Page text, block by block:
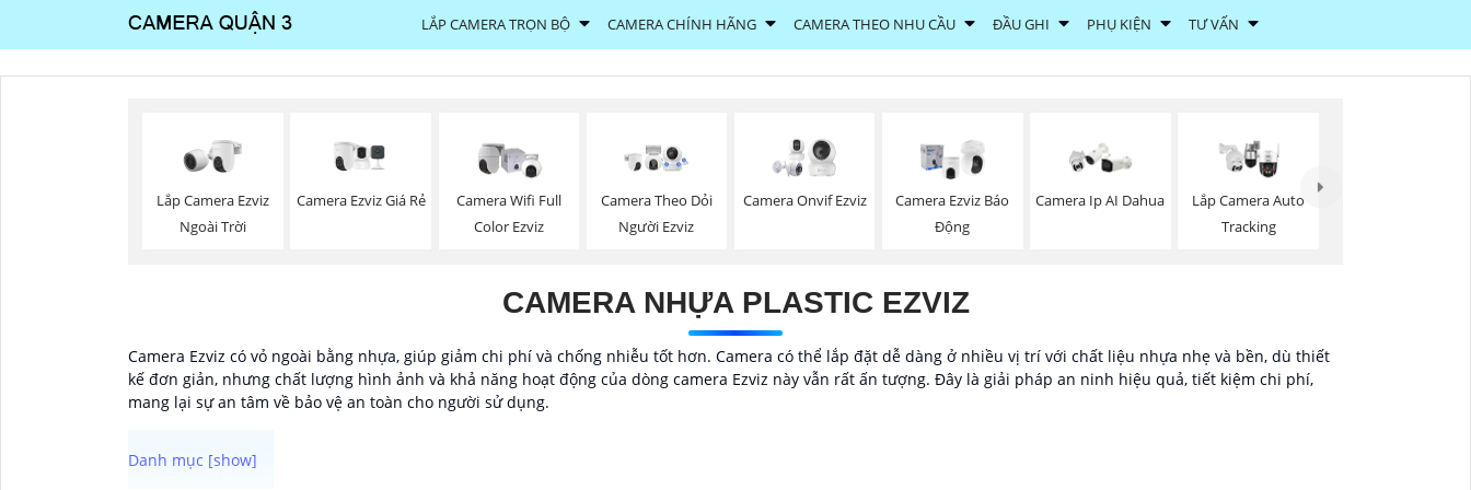
LẮP CAMERA TRỌN BỘ CAMERA CHÍNH HÃNG CAMERA THEO NHU CẦU ĐẦU GHI PHỤ KIỆN TƯ VẤN
Lắp Camera Ezviz
Ngoài Trời
Camera Ezviz Giá Rẻ
Camera Wifi Full
Color Ezviz
Camera Theo Dỏi
Người Ezviz
Camera Onvif Ezviz
Camera Ezviz Báo
Động
Camera Ip AI Dahua
Lắp Camera Auto
Tracking
CAMERA NHỰA PLASTIC EZVIZ
Camera Ezviz có vỏ ngoài bằng nhựa, giúp giảm chi phí và chống nhiễu tốt hơn. Camera có thể lắp đặt dễ dàng ở nhiều vị trí với chất liệu nhựa nhẹ và bền, dù thiết
kế đơn giản, nhưng chất lượng hình ảnh và khả năng hoạt động của dòng camera Ezviz này vẫn rất ấn tượng. Đây là giải pháp an ninh hiệu quả, tiết kiệm chi phí,
mang lại sự an tâm về bảo vệ an toàn cho người sử dụng.